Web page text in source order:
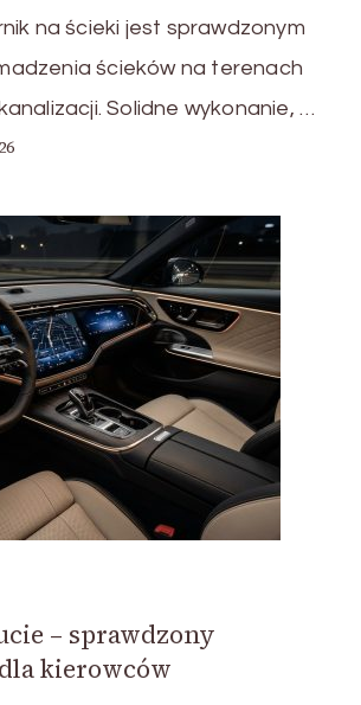
na ścieki jest sprawdzonym
ścieków na terenach
Solidne wykonanie, …
– sprawdzony
kierowców